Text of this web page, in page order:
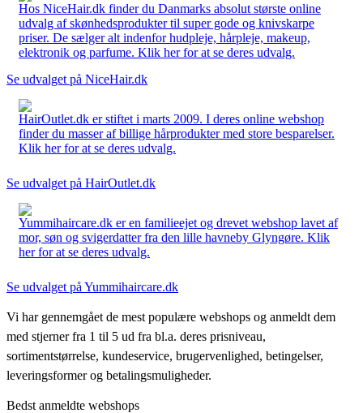
Hos NiceHair.dk finder du Danmarks absolut største online
udvalg af skønhedsprodukter til super gode og knivskarpe
priser. De sælger alt indenfor hudpleje, hårpleje, makeup,
elektronik og parfume. Klik her for at se deres udvalg.
Se udvalget på NiceHair.dk
HairOutlet.dk er stiftet i marts 2009. I deres online webshop
finder du masser af billige hårprodukter med store besparelser.
Klik her for at se deres udvalg.
Se udvalget på HairOutlet.dk
Yummihaircare.dk er en familieejet og drevet webshop lavet af
mor, søn og svigerdatter fra den lille havneby Glyngøre. Klik
her for at se deres udvalg.
Se udvalget på Yummihaircare.dk
Vi har gennemgået de mest populære webshops og anmeldt dem
med stjerner fra 1 til 5 ud fra bl.a. deres prisniveau,
sortimentstørrelse, kundeservice, brugervenlighed, betingelser,
leveringsformer og betalingsmuligheder.
Bedst anmeldte webshops